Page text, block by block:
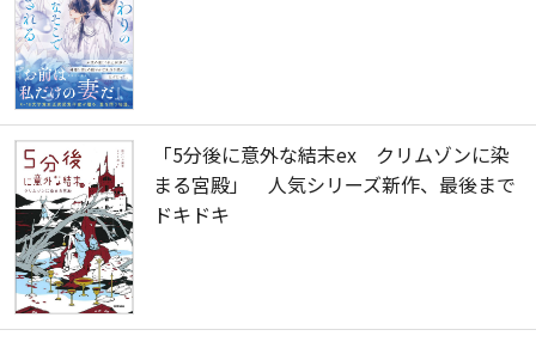
「5分後に意外な結末ex クリムゾンに染
まる宮殿」 人気シリーズ新作、最後まで
ドキドキ